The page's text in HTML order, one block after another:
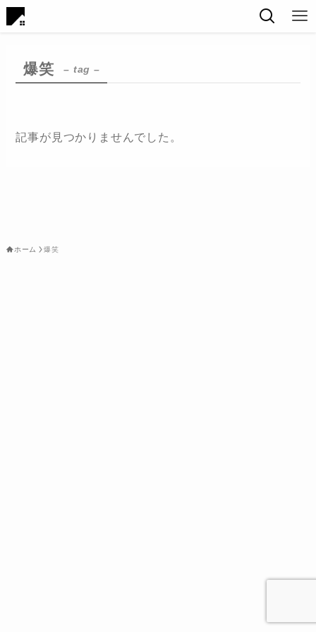
爆笑 – tag –
記事が見つかりませんでした。
ホーム 爆笑